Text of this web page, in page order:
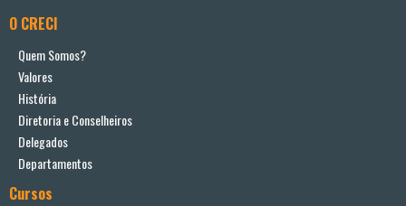
O CRECI
Quem Somos?
Valores
História
Diretoria e Conselheiros
Delegados
Departamentos
Cursos